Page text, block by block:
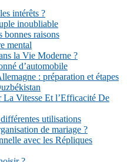
intérêts ?
inoubliable
bonnes raisons
mental
la Vie Moderne ?
d’automobile
: préparation et étapes
La Vitesse Et l’Efficacité De
utilisations
de mariage ?
avec les Répliques